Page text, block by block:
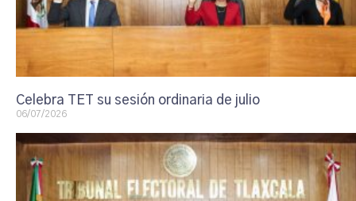
Celebra TET su sesión ordinaria de julio
06/07/2026